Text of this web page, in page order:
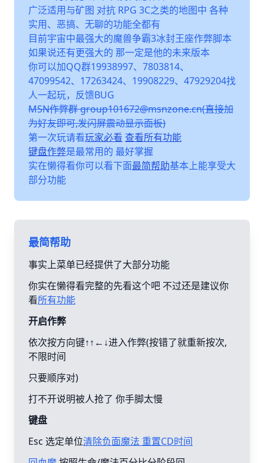
广泛适用与矿图 对抗 RPG 3C之类的地图中 各种
实用、恶搞、无聊的功能全都有
目前宇宙中最强大的魔兽争霸3冰封王座作弊脚本
如果说还有更强大的 那一定是他的未来版本
你可以加QQ群19938997、7803814、
47099542、17263424、19908229、47929204找
人一起玩，反馈BUG
MSN作弊群 group101672@msnzone.cn(直接加
为好友即可,发闪屏震动显示面板)
第一次玩请看玩家必看 查看所有功能
键盘作弊是最常用的 最好掌握
实在懒得看你可以看下面最简帮助基本上能享受大
部分功能
最简帮助
事实上菜单已经提供了大部分功能
你实在懒得看完整的先看这个吧 不过还是建议你
看所有功能
开启作弊
依次按方向键↑↑←↓进入作弊(按错了就重新按次,
不限时间
只要顺序对)
打不开说明被人抢了 你手脚太慢
键盘
Esc 选定单位清除负面魔法 重置CD时间